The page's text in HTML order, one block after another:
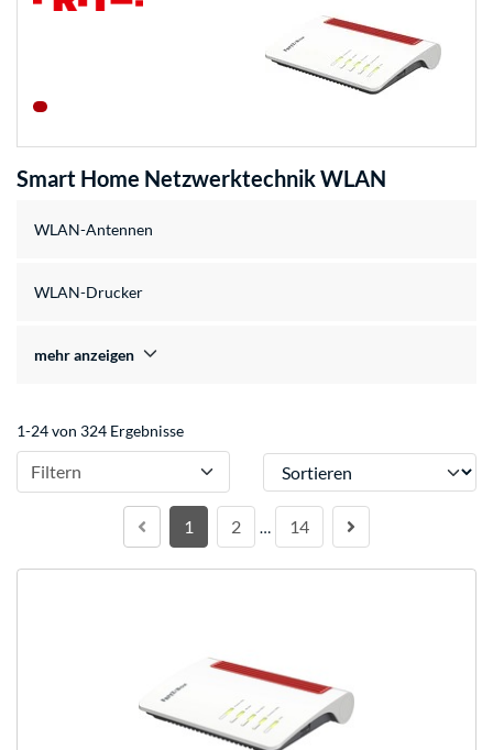
Smart Home Netzwerktechnik WLAN
WLAN-Antennen
WLAN-Drucker
mehr anzeigen
1-24 von 324 Ergebnisse
Filtern Sortieren
1 2 … 14